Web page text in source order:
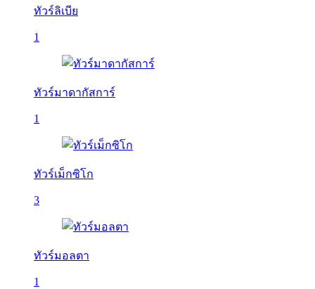
ทัวร์ลิเบีย
1
ทัวร์มาดากัสการ์
1
ทัวร์เม็กซิโก
3
ทัวร์มอลตา
1